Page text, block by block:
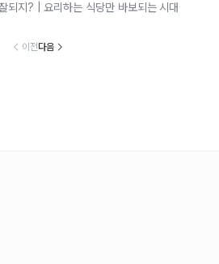
되지? | 요리하는 식당만 바보되는 시대
이전다음